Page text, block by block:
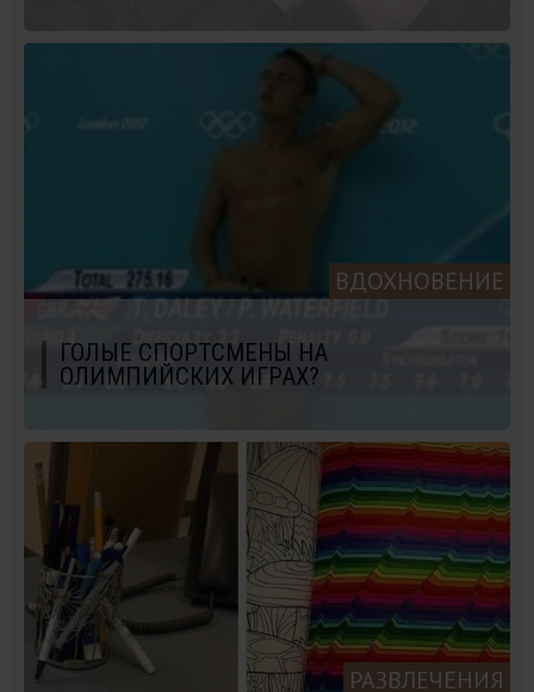
ВДОХНОВЕНИЕ
ГОЛЫЕ СПОРТСМЕНЫ НА
ОЛИМПИЙСКИХ ИГРАХ?
РАЗВЛЕЧЕНИЯ